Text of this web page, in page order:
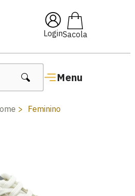
Login
Menu
Femininos
Feminino